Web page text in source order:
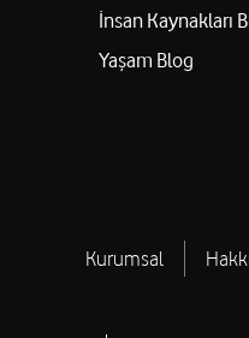
İnsan Kaynakları
Yaşam Blog
Kurumsal